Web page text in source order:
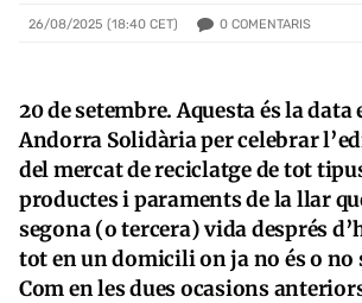
26/08/2025 (18:40 CET) 0 COMENTARIS
20 de setembre. Aquesta és la
Andorra Solidària per celebrar
del mercat de reciclatge de tot
productes i paraments de la llar
segona (o tercera) vida després
tot en un domicili on ja no és o no
Com en les dues ocasions